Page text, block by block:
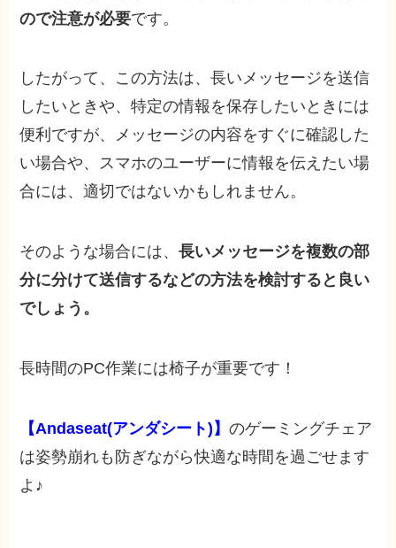
ので注意が必要です。
したがって、この方法は、長いメッセージを送信
したいときや、特定の情報を保存したいときには
便利ですが、メッセージの内容をすぐに確認した
い場合や、スマホのユーザーに情報を伝えたい場
合には、適切ではないかもしれません。
そのような場合には、長いメッセージを複数の部
分に分けて送信するなどの方法を検討すると良い
でしょう。
長時間のPC作業には椅子が重要です！
【Andaseat(アンダシート)】のゲーミングチェア
は姿勢崩れも防ぎながら快適な時間を過ごせます
よ♪